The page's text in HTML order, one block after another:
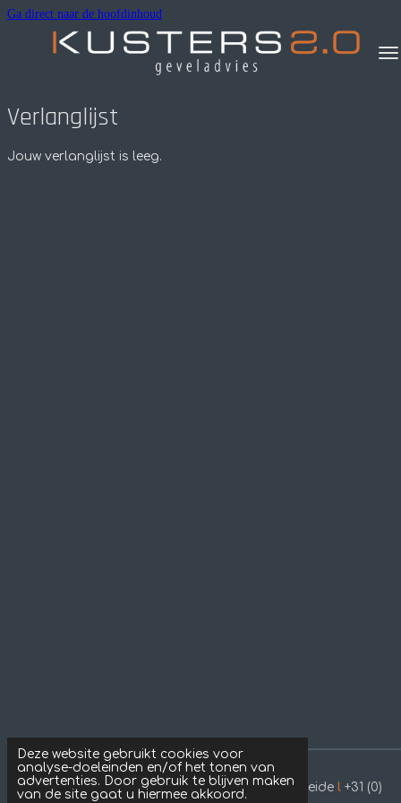
Deze website gebruikt cookies voor
analyse-doeleinden en/of het tonen van
advertenties. Door gebruik te blijven maken
van de site gaat u hiermee akkoord.
Ga direct naar de hoofdinhoud
Verlanglijst
Jouw verlanglijst is leeg.
Kusters 2.0 Geveladvies l Spiekert 4 l 5812AD l Heide l +31 (0)